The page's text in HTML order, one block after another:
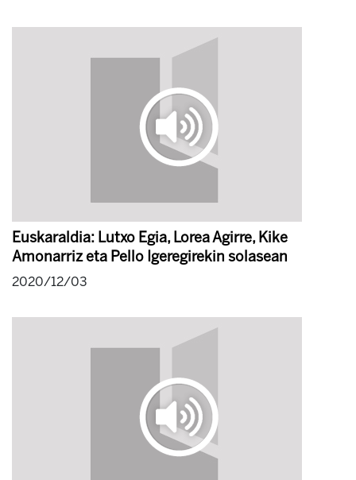
Euskaraldia: Lutxo Egia, Lorea Agirre, Kike
Amonarriz eta Pello Igeregirekin solasean
2020/12/03